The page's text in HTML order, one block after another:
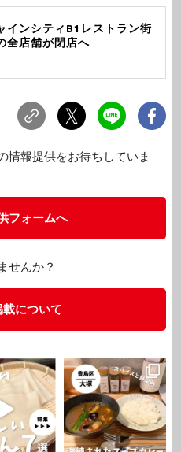
インシティB1レストラン街
全店舗が閉店へ
情報提供をお待ちしていま
フォームへ
せんか？
載について